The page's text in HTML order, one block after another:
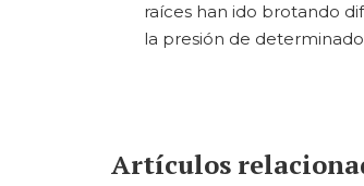
raíces han ido brotando
la presión de
Artículos